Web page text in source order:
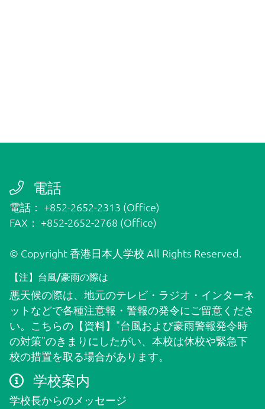
国際学級（IS）
お問い合わせ
外部の方はこちら
保護者用
電話
電話： +852-2652-2313 (Office)
FAX： +852-2652-2768 (Office)
© Copyright 香港日本人学校 All Rights Reserved.
【注】台風/豪雨の際は
悪天候の際は、地元のテレビ・ラジオ・インターネ
ットなどで各種注意報・警報の発令にご留意くださ
い。こちらの 【資料】"台風および豪雨警報発令時
の対策"のきまりにしたがい、本校は休校や緊急下
校の措置を取る場合があります。
学校案内
学校長からのメッセージ